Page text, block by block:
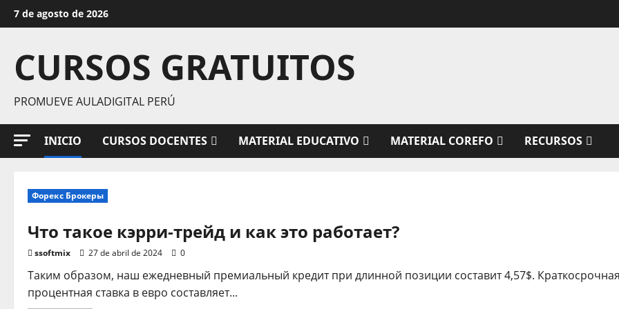
Saltar
al
7 de agosto de 2026
CURSOS GRATUITOS
PROMUEVE AULADIGITAL PERÚ
INICIO CURSOS DOCENTES MATERIAL EDUCATIVO MATERIAL COREFO RECURSOS
Форекс Брокеры
Что такое кэрри-трейд и как это работает?
ssoftmix 27 de abril de 2024 0
Таким образом, наш ежедневный премиальный кредит при длинной позиции составит 4,57$.
процентная ставка в евро составляет...